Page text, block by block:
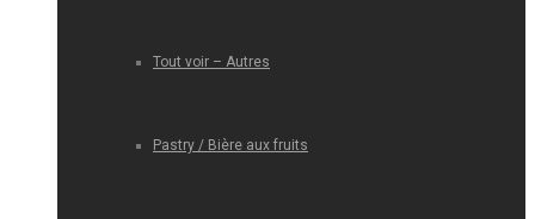
Tout voir – Autres
Pastry / Bière aux fruits